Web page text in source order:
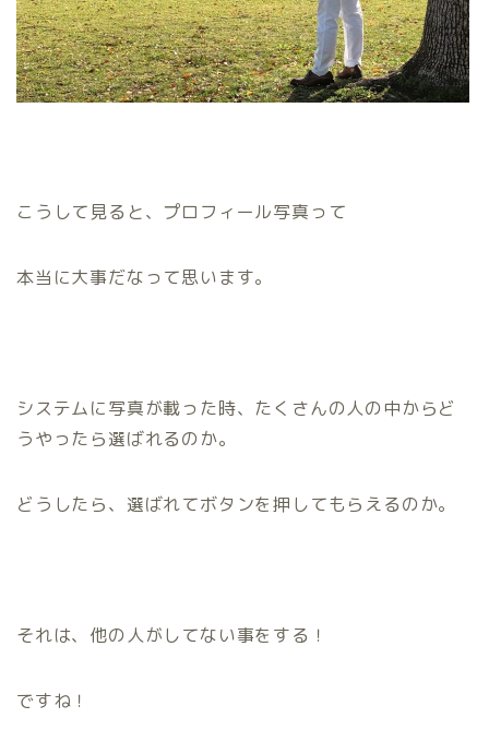
こうして見ると、プロフィール写真って
本当に大事だなって思います。
システムに写真が載った時、たくさんの人の中からど
うやったら選ばれるのか。
どうしたら、選ばれてボタンを押してもらえるのか。
それは、他の人がしてない事をする！
ですね！